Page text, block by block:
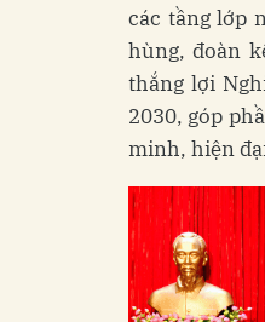
các tầng lớp
hùng, đoàn
thắng lợi
2030, góp
minh, hiện